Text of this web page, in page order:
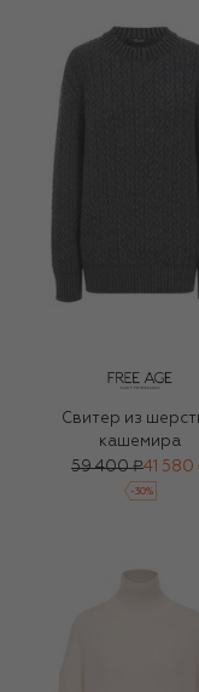
Свитер из
кашемира
59 400 ₽41 580
-30%